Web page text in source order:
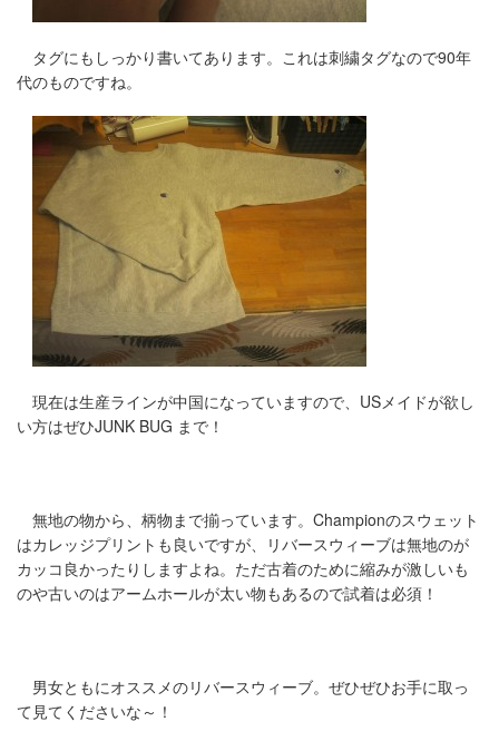
タグにもしっかり書いてあります。これは刺繍タグなので90年
代のものですね。
現在は生産ラインが中国になっていますので、USメイドが欲し
い方はぜひJUNK BUG まで！
無地の物から、柄物まで揃っています。Championのスウェット
はカレッジプリントも良いですが、リバースウィーブは無地のが
カッコ良かったりしますよね。ただ古着のために縮みが激しいも
のや古いのはアームホールが太い物もあるので試着は必須！
男女ともにオススメのリバースウィーブ。ぜひぜひお手に取っ
て見てくださいな～！